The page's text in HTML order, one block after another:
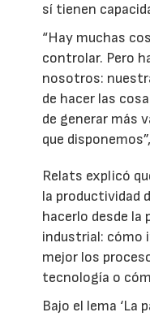
sí tienen
“Hay muchas
controlar. Pero
nosotros:
de hacer las
de generar más
que
Relats explicó
la productividad
hacerlo desde la
industrial: cómo
mejor los
tecnología o
Bajo el lema ‘La